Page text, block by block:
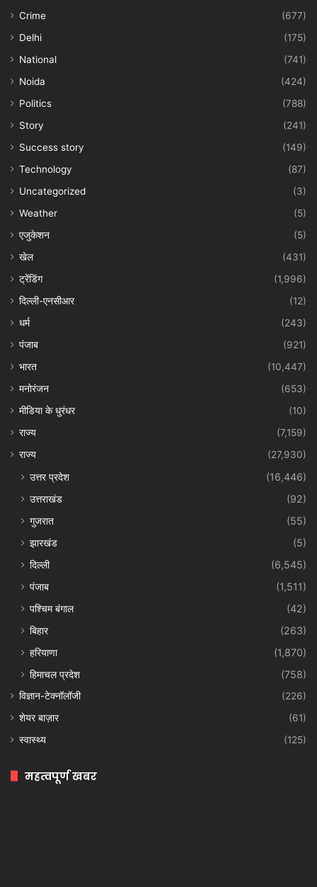
Crime
(677)
Delhi
(175)
National
(741)
Noida
(424)
Politics
(788)
Story
(241)
Success story
(149)
Technology
(87)
Uncategorized
(3)
Weather
(5)
एजुकेशन
(5)
खेल
(431)
ट्रेंडिंग
(1,996)
दिल्ली-एनसीआर
(12)
धर्म
(243)
पंजाब
(921)
भारत
(10,447)
मनोरंजन
(653)
मीडिया के धुरंधर
(10)
राज्य
(7,159)
राज्य
(27,930)
उत्तर प्रदेश
(16,446)
उत्तराखंड
(92)
गुजरात
(55)
झारखंड
(5)
दिल्ली
(6,545)
पंजाब
(1,511)
पश्चिम बंगाल
(42)
बिहार
(263)
हरियाणा
(1,870)
हिमाचल प्रदेश
(758)
विज्ञान-टेक्नॉलॉजी
(226)
शेयर बाज़ार
(61)
स्वास्थ्य
(125)
महत्वपूर्ण खबर